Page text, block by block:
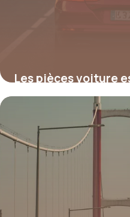
Les pièces voiture
choisir et assurer